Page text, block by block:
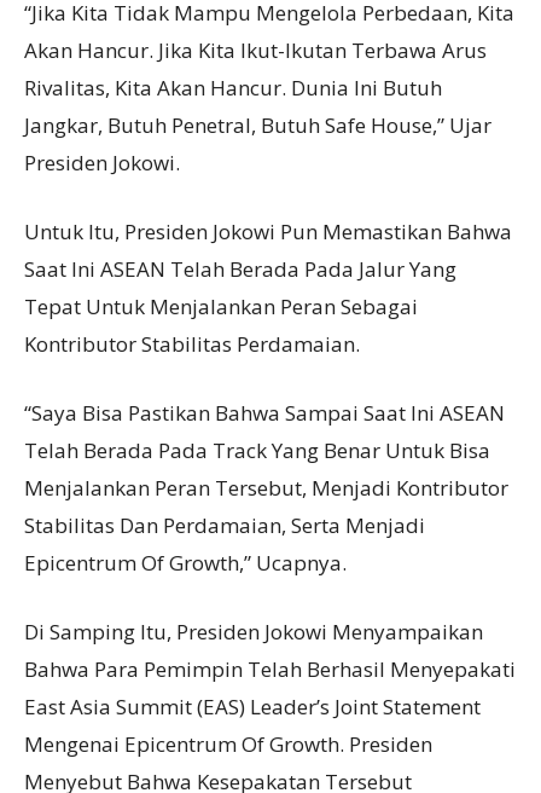
“Jika Kita Tidak Mampu Mengelola Perbedaan, Kita
Akan Hancur. Jika Kita Ikut-Ikutan Terbawa Arus
Rivalitas, Kita Akan Hancur. Dunia Ini Butuh
Jangkar, Butuh Penetral, Butuh Safe House,” Ujar
Presiden Jokowi.
Untuk Itu, Presiden Jokowi Pun Memastikan Bahwa
Saat Ini ASEAN Telah Berada Pada Jalur Yang
Tepat Untuk Menjalankan Peran Sebagai
Kontributor Stabilitas Perdamaian.
“Saya Bisa Pastikan Bahwa Sampai Saat Ini ASEAN
Telah Berada Pada Track Yang Benar Untuk Bisa
Menjalankan Peran Tersebut, Menjadi Kontributor
Stabilitas Dan Perdamaian, Serta Menjadi
Epicentrum Of Growth,” Ucapnya.
Di Samping Itu, Presiden Jokowi Menyampaikan
Bahwa Para Pemimpin Telah Berhasil Menyepakati
East Asia Summit (EAS) Leader’s Joint Statement
Mengenai Epicentrum Of Growth. Presiden
Menyebut Bahwa Kesepakatan Tersebut